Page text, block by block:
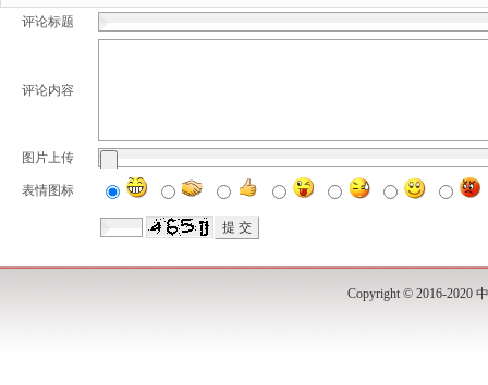
评论标题
评论内容
图片上传
表情图标
Copyright © 2016-2020